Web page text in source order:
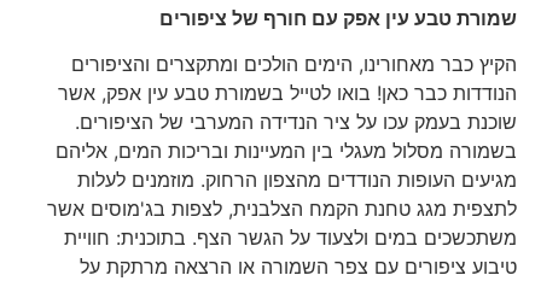
שמורת טבע עין אפק עם חורף של ציפורים
הקיץ כבר מאחורינו, הימים הולכים ומתקצרים והציפורים
הנודדות כבר כאן! בואו לטייל בשמורת טבע עין אפק, אשר
שוכנת בעמק עכו על ציר הנדידה המערבי של הציפורים.
בשמורה מסלול מעגלי בין המעיינות ובריכות המים, אליהם
מגיעים העופות הנודדים מהצפון הרחוק. מוזמנים לעלות
לתצפית מגג טחנת הקמח הצלבנית, לצפות בג'מוסים אשר
משתכשכים במים ולצעוד על הגשר הצף. בתוכנית: חוויית
טיבוע ציפורים עם צפר השמורה או הרצאה מרתקת על